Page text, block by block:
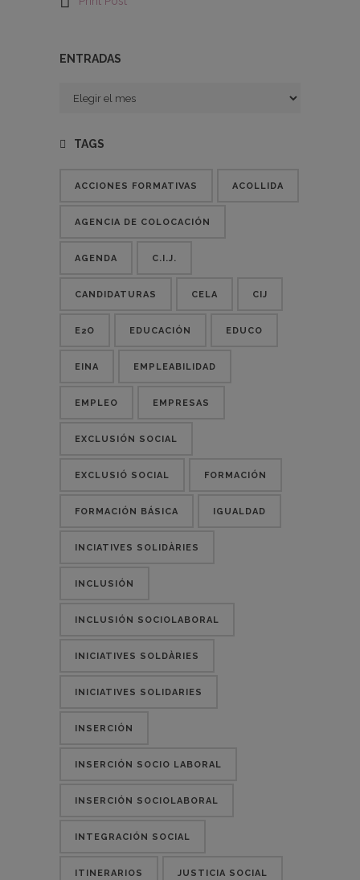
ENTRADAS
Entradas
TAGS
ACCIONES FORMATIVAS ACOLLIDA
AGENCIA DE COLOCACIÓN
AGENDA C.I.J.
CANDIDATURAS CELA CIJ
E2O EDUCACIÓN EDUCO
EINA EMPLEABILIDAD
EMPLEO EMPRESAS
EXCLUSIÓN SOCIAL
EXCLUSIÓ SOCIAL FORMACIÓN
FORMACIÓN BÁSICA IGUALDAD
INCIATIVES SOLIDÀRIES
INCLUSIÓN
INCLUSIÓN SOCIOLABORAL
INICIATIVES SOLDÀRIES
INICIATIVES SOLIDARIES
INSERCIÓN
INSERCIÓN SOCIO LABORAL
INSERCIÓN SOCIOLABORAL
INTEGRACIÓN SOCIAL
ITINERARIOS JUSTICIA SOCIAL